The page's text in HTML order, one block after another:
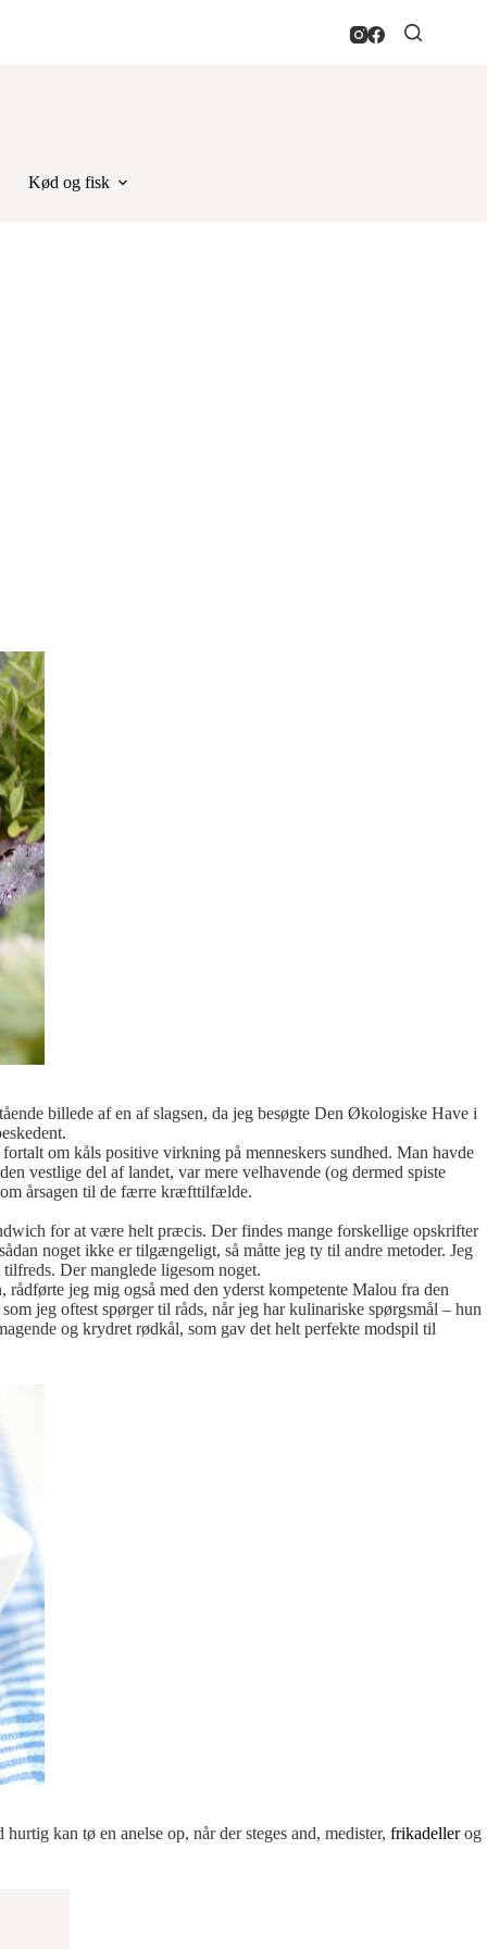
Kød og fisk
billede af en af slagsen, da jeg besøgte Den Økologiske Have i
om kåls positive virkning på menneskers sundhed. Man havde
vestlige del af landet, var mere velhavende (og dermed spiste
årsagen til de færre kræfttilfælde.
for at være helt præcis. Der findes mange forskellige opskrifter
noget ikke er tilgængeligt, så måtte jeg ty til andre metoder. Jeg
Der manglede ligesom noget.
jeg mig også med den yderst kompetente Malou fra den
jeg oftest spørger til råds, når jeg har kulinariske spørgsmål – hun
og krydret rødkål, som gav det helt perfekte modspil til
kan tø en anelse op, når der steges and, medister, frikadellerog